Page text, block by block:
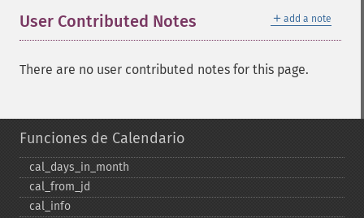
＋ add a note
User Contributed Notes
There are no user contributed notes for this page.
Funciones de Calendario
cal_​days_​in_​month
cal_​from_​jd
cal_​info